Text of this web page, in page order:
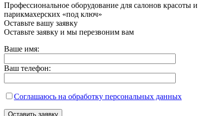
Профессиональное оборудование для салонов красоты и
парикмахерских «под ключ»
Оставьте вашу заявку
Оставьте заявку и мы перезвоним вам
Ваше имя:
Ваш телефон:
Соглашаюсь на обработку персональных данных